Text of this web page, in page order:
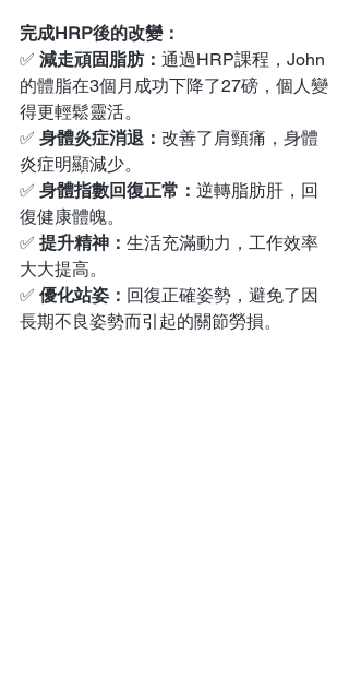
完成HRP後的改變：
✅ 減走頑固脂肪： 通過HRP課程，John
的體脂在3個月成功下降了27磅，個人變
得更輕鬆靈活。
✅ 身體炎症消退： 改善了肩頸痛，身體
炎症明顯減少。
✅ 身體指數回復正常： 逆轉脂肪肝，回
復健康體魄。
✅ 提升精神： 生活充滿動力，工作效率
大大提高。
✅ 優化站姿： 回復正確姿勢，避免了因
長期不良姿勢而引起的關節勞損。